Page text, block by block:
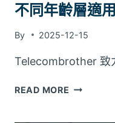
不同年齡層適
By 2025-12-15
Telecombrother 致
READ MORE 不